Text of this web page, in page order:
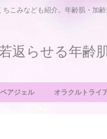
こみなども紹介。年齢肌・加
返らせる年齢
ペアジェル オラクルトライ